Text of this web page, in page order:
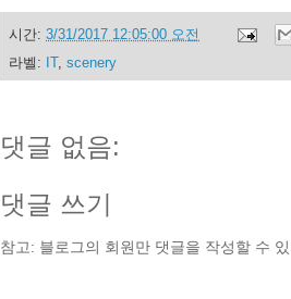
시간: 3/31/2017 12:05:00 오전
라벨:
, scenery
댓글 없음:
댓글 쓰기
참고: 블로그의 회원만 댓글을 작성할 수